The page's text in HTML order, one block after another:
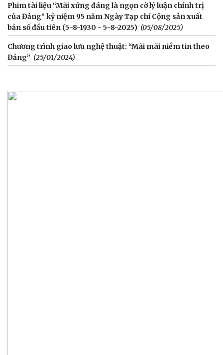
Phim tài liệu “Mãi xứng đáng là ngọn cờ lý luận chính trị
của Đảng” kỷ niệm 95 năm Ngày Tạp chí Cộng sản xuất
bản số đầu tiên (5-8-1930 - 5-8-2025) (05/08/2025)
Chương trình giao lưu nghệ thuật: “Mãi mãi niềm tin theo
Đảng” (25/01/2024)